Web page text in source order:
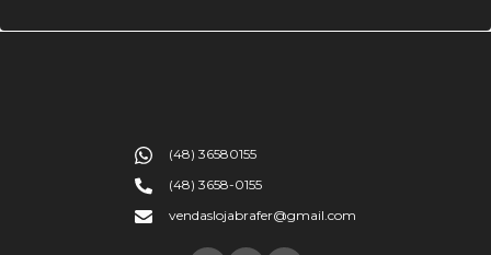
(48) 36580155
(48) 3658-0155
vendaslojabrafer@gmail.com